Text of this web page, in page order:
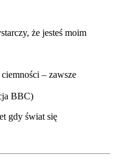
że jesteś moim
– zawsze
BBC)
gdy świat się